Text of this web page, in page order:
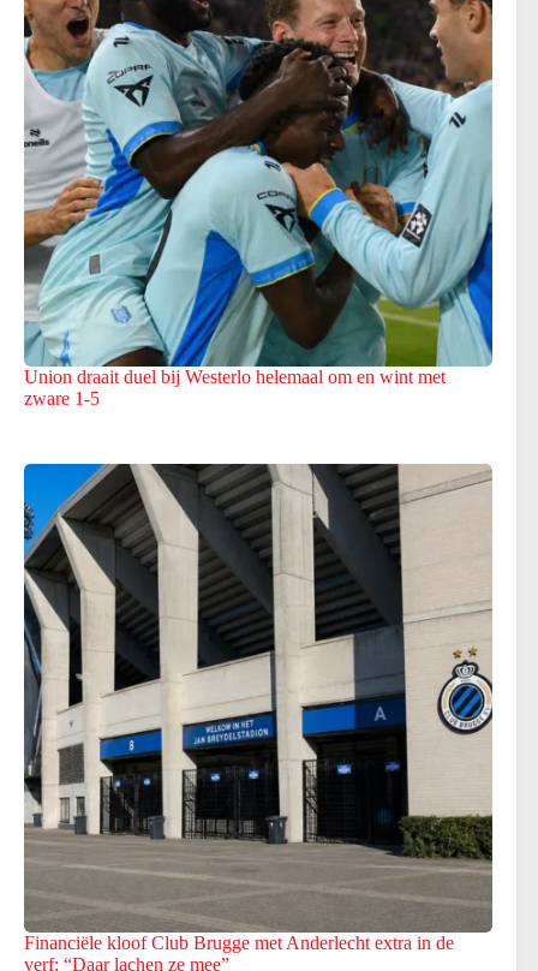
Union draait duel bij Westerlo helemaal om en wint met
zware 1-5
Financiële kloof Club Brugge met Anderlecht extra in de
verf: “Daar lachen ze mee”